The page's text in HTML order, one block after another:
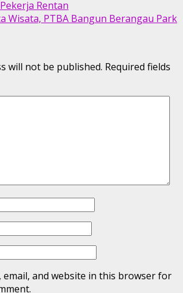
Rentan
Wisata, PTBA Bangun Berangau Park
will not be published. Required fields
email, and website in this browser for